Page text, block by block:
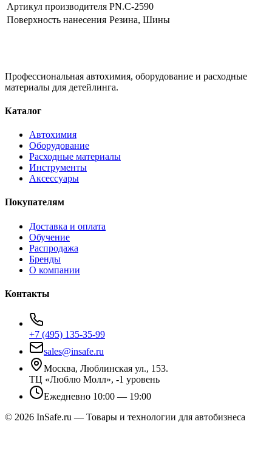
Артикул производителя PN.C-2590
Поверхность нанесения Резина, Шины
Профессиональная автохимия, оборудование и расходные
материалы для детейлинга.
Каталог
Автохимия
Оборудование
Расходные материалы
Инструменты
Аксессуары
Покупателям
Доставка и оплата
Обучение
Распродажа
Бренды
О компании
Контакты
+7 (495) 135-35-99
sales@insafe.ru
Москва, Люблинская ул., 153.
ТЦ «Люблю Молл», -1 уровень
Ежедневно 10:00 — 19:00
© 2026 InSafe.ru — Товары и технологии для автобизнеса